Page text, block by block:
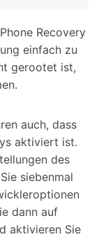
Recovery
einfach zu
gerootet ist,
auch, dass
aktiviert ist.
des
siebenmal
dann auf
aktivieren Sie